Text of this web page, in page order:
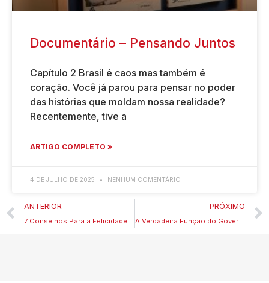
Documentário – Pensando Juntos
Capítulo 2 Brasil é caos mas também é
coração. Você já parou para pensar no poder
das histórias que moldam nossa realidade?
Recentemente, tive a
ARTIGO COMPLETO »
4 DE JULHO DE 2025 NENHUM COMENTÁRIO
ANTERIOR
7 Conselhos Para a Felicidade
PRÓXIMO
A Verdadeira Função do Governo